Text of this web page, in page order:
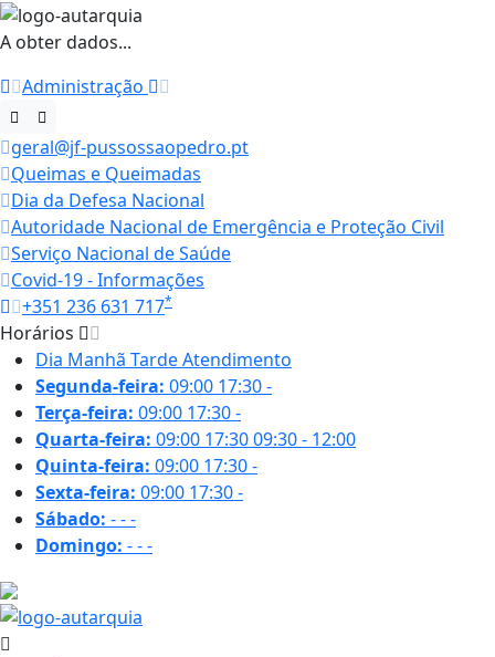
A obter dados...
Administração
geral@jf-pussossaopedro.pt
Queimas e Queimadas
Dia da Defesa Nacional
Autoridade Nacional de Emergência e Proteção Civil
Serviço Nacional de Saúde
Covid-19 - Informações
+351 236 631 717*
Horários
Dia Manhã TardeAtendimento
Segunda-feira: 09:00 17:30-
Terça-feira: 09:00 17:30-
Quarta-feira: 09:00 17:3009:30 - 12:00
Quinta-feira: 09:00 17:30-
Sexta-feira: 09:00 17:30-
Sábado: ---
Domingo: ---